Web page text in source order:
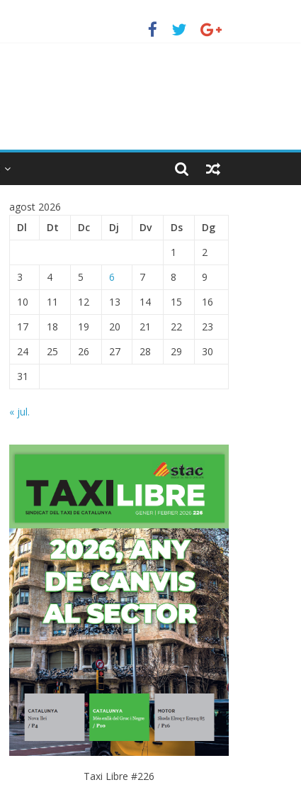
agost 2026
Dl
Dt Dc Dj Dv Ds
Dg
1
2
3
4 5 6 7 8
9
10
11 12 13 14 15
16
17
18 19 20 21 22
23
24
25 26 27 28 29
30
31
« jul.
Taxi Libre #226